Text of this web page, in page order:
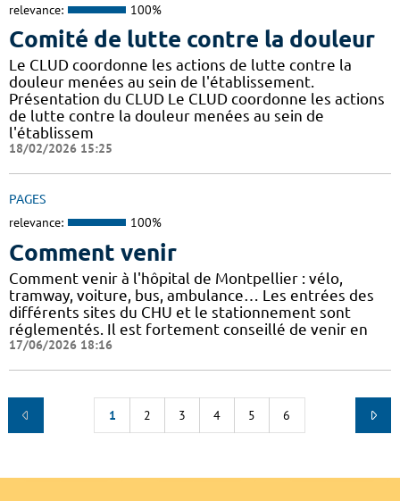
relevance: 100%
Comité de lutte contre la douleur
Le CLUD coordonne les actions de lutte contre la
douleur menées au sein de l'établissement.
Présentation du CLUD Le CLUD coordonne les actions
de lutte contre la douleur menées au sein de
l'établissem
18/02/2026 15:25
PAGES
relevance: 100%
Comment venir
Comment venir à l'hôpital de Montpellier : vélo,
tramway, voiture, bus, ambulance… Les entrées des
différents sites du CHU et le stationnement sont
réglementés. Il est fortement conseillé de venir en
17/06/2026 18:16
1 2 3 4 5 6